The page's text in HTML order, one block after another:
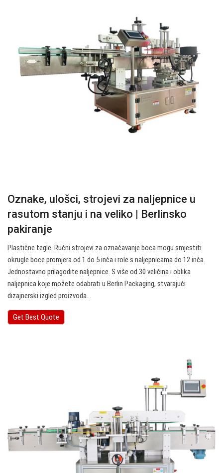
Oznake, ulošci, strojevi za naljepnice u
rasutom stanju i na veliko | Berlinsko
pakiranje
Plastične tegle. Ručni strojevi za označavanje boca mogu smjestiti
okrugle boce promjera od 1 do 5 inča i role s naljepnicama do 12 inča.
Jednostavno prilagodite naljepnice. S više od 30 veličina i oblika
naljepnica koje možete odabrati u Berlin Packaging, stvarajući
dizajnerski izgled proizvoda…
Get Best Quote